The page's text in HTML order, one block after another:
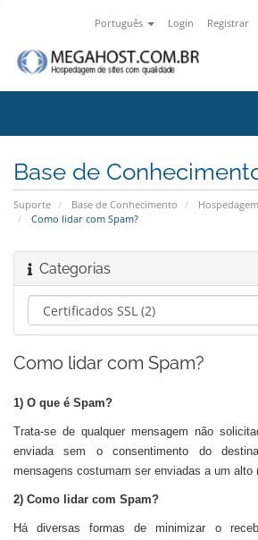
Português Login Registrar
Base de
Suporte Base de Conhecimento
Como lidar com Spam?
Categorias
Como lidar com Spam?
1) O que é Spam?
Trata-se de qualquer mensagem não
enviada sem o consentimento do
mensagens costumam ser enviadas a um alto
2) Como lidar com Spam?
Há diversas formas de minimizar o